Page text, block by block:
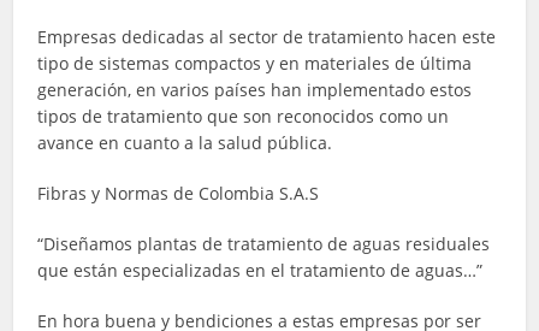
Empresas dedicadas al sector de tratamiento hacen este
tipo de sistemas compactos y en materiales de última
generación, en varios países han implementado estos
tipos de tratamiento que son reconocidos como un
avance en cuanto a la salud pública.
Fibras y Normas de Colombia S.A.S
“Diseñamos plantas de tratamiento de aguas residuales
que están especializadas en el tratamiento de aguas…”
En hora buena y bendiciones a estas empresas por ser